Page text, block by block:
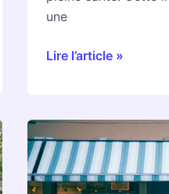
une
Lire l’article »
Les
meilleures
astuces
pour